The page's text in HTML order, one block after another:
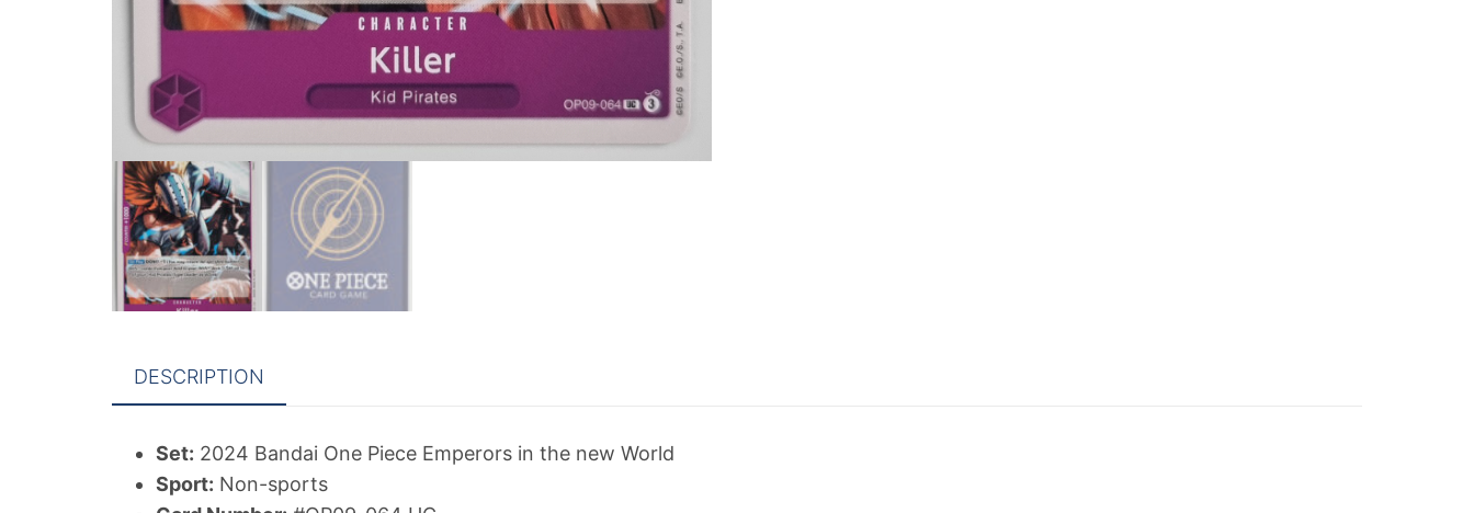
DESCRIPTION
Set: 2024 Bandai One Piece Emperors in the new World
Sport: Non-sports